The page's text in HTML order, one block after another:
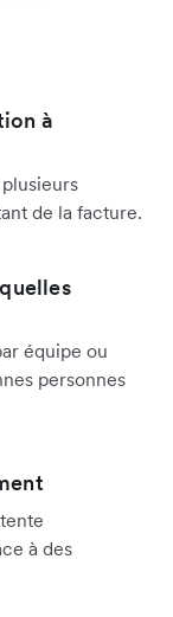
à
de la facture.
équipe ou
personnes
à des